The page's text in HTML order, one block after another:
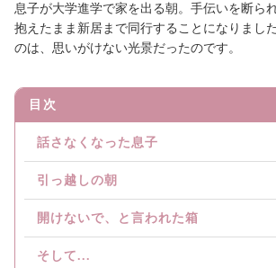
息子が大学進学で家を出る朝。手伝いを断ら
抱えたまま新居まで同行することになりまし
のは、思いがけない光景だったのです。
目次
話さなくなった息子
引っ越しの朝
開けないで、と言われた箱
そして...